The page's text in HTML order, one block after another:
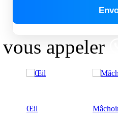
appeler
Œil